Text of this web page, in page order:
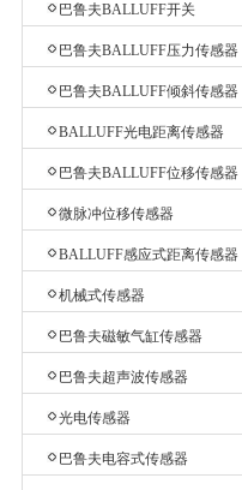
巴鲁夫BALLUFF开关
巴鲁夫BALLUFF压力传感器
巴鲁夫BALLUFF倾斜传感器
BALLUFF光电距离传感器
巴鲁夫BALLUFF位移传感器
微脉冲位移传感器
BALLUFF感应式距离传感器
机械式传感器
巴鲁夫磁敏气缸传感器
巴鲁夫超声波传感器
光电传感器
巴鲁夫电容式传感器